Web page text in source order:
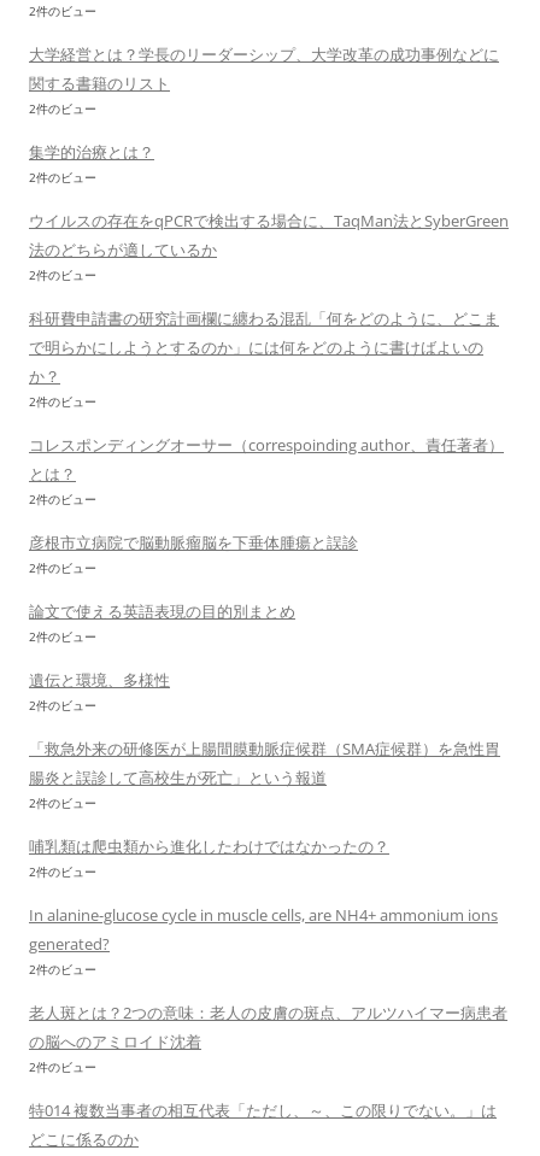
2件のビュー
大学経営とは？学長のリーダーシップ、大学改革の成功事例などに
関する書籍のリスト
2件のビュー
集学的治療とは？
2件のビュー
ウイルスの存在をqPCRで検出する場合に、TaqMan法とSyberGreen
法のどちらが適しているか
2件のビュー
科研費申請書の研究計画欄に纏わる混乱「何をどのように、どこま
で明らかにしようとするのか」には何をどのように書けばよいの
か？
2件のビュー
コレスポンディングオーサー（correspoinding author、責任著者）
とは？
2件のビュー
彦根市立病院で脳動脈瘤脳を下垂体腫瘍と誤診
2件のビュー
論文で使える英語表現の目的別まとめ
2件のビュー
遺伝と環境、多様性
2件のビュー
「救急外来の研修医が上腸間膜動脈症候群（SMA症候群）を急性胃
腸炎と誤診して高校生が死亡」という報道
2件のビュー
哺乳類は爬虫類から進化したわけではなかったの？
2件のビュー
In alanine-glucose cycle in muscle cells, are NH4+ ammonium ions
generated?
2件のビュー
老人斑とは？2つの意味：老人の皮膚の斑点、アルツハイマー病患者
の脳へのアミロイド沈着
2件のビュー
特014 複数当事者の相互代表「ただし、～、この限りでない。」は
どこに係るのか